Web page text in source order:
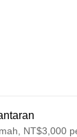
NT$3,000